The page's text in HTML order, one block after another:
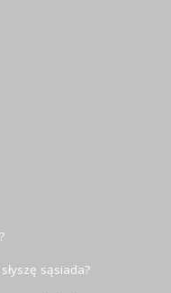
sąsiada?